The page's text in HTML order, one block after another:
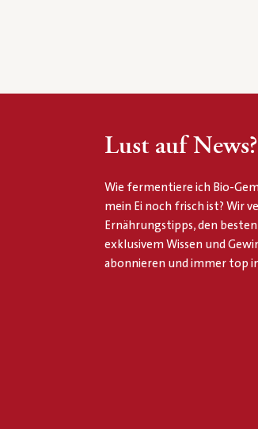
Lust auf
Wie fermentiere ich Bio-
mein Ei noch frisch ist? Wir
Ernährungstipps, den
exklusivem Wissen und
abonnieren und immer top